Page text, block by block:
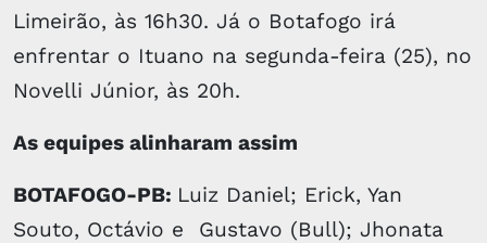
Limeirão, às 16h30. Já o Botafogo irá
enfrentar o Ituano na segunda-feira (25), no
Novelli Júnior, às 20h.
As equipes alinharam assim
BOTAFOGO-PB: Luiz Daniel; Erick, Yan
Souto, Octávio e Gustavo (Bull); Jhonata